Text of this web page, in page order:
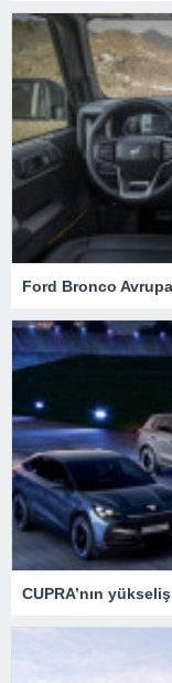
Ford Bronco
CUPRA’nın